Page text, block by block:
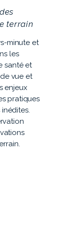
terrain
minute et
les
santé et
vue et
enjeux
pratiques